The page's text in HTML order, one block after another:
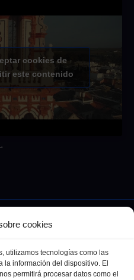
cookies
utilizamos tecnologías como las
la información del dispositivo. El
permitirá procesar datos como el
cookies de
este contenido
Deportes